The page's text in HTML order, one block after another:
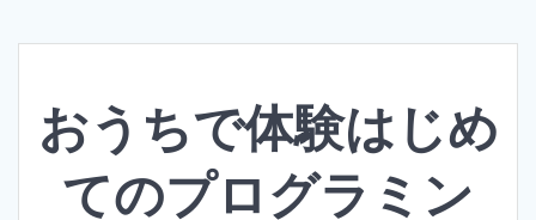
おうちで体験はじめ
てのプログラミン